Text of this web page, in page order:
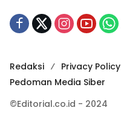
Redaksi Privacy Policy
Pedoman Media Siber
©Editorial.co.id - 2024